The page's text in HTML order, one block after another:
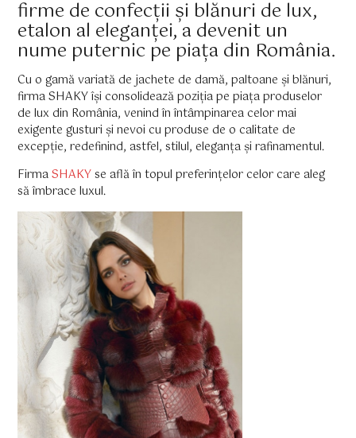
firme de confecții și blănuri de lux,
etalon al eleganței, a devenit un
nume puternic pe piața din România.
Cu o gamă variată de jachete de damă, paltoane și blănuri,
firma SHAKY își consolidează poziția pe piața produselor
de lux din România, venind în întâmpinarea celor mai
exigente gusturi și nevoi cu produse de o calitate de
excepție, redefinind, astfel, stilul, eleganța și rafinamentul.
FirmaSHAKYse află în topul preferințelor celor care aleg
să îmbrace luxul.